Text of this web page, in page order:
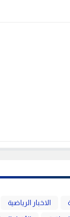
الاخبار الرياضية